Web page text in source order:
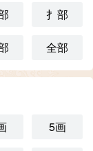
扌部
全部
5画